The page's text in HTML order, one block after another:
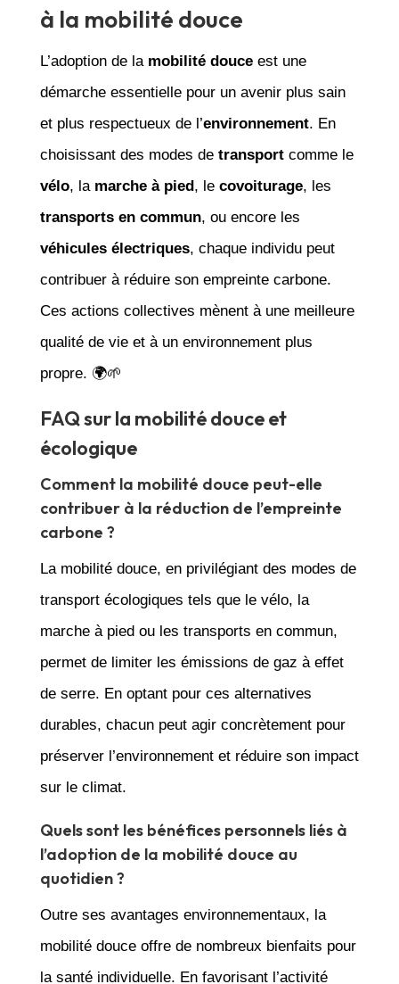
à la mobilité douce
L’adoption de la mobilité douceest une
démarche essentielle pour un avenir plus sain
et plus respectueux de l’environnement. En
choisissant des modes de transportcomme le
vélo, la marche à pied, le covoiturage, les
transports en commun, ou encore les
véhicules électriques, chaque individu peut
contribuer à réduire son empreinte carbone.
Ces actions collectives mènent à une meilleure
qualité de vie et à un environnement plus
propre. 🌍🌱
FAQ sur la mobilité douce et
écologique
Comment la mobilité douce peut-elle
contribuer à la réduction de l’empreinte
carbone ?
La mobilité douce, en privilégiant des modes de
transport écologiques tels que le vélo, la
marche à pied ou les transports en commun,
permet de limiter les émissions de gaz à effet
de serre. En optant pour ces alternatives
durables, chacun peut agir concrètement pour
préserver l’environnement et réduire son impact
sur le climat.
Quels sont les bénéfices personnels liés à
l’adoption de la mobilité douce au
quotidien ?
Outre ses avantages environnementaux, la
mobilité douce offre de nombreux bienfaits pour
la santé individuelle. En favorisant l’activité